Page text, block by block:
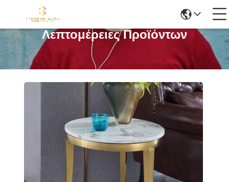
Λεπτομέρειες Προϊόντων